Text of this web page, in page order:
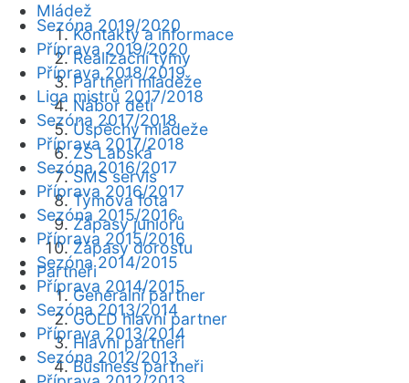
Mládež
Kontakty a informace
Realizační týmy
Partneři mládeže
Nábor dětí
Úspěchy mládeže
ZŠ Labská
SMS servis
Týmová fota
Zápasy juniorů
Zápasy dorostu
Partneři
Generální partner
GOLD hlavní partner
Hlavní partneři
Business partneři
Sezóna 2019/2020
Příprava 2019/2020
Příprava 2018/2019
Liga mistrů 2017/2018
Sezóna 2017/2018
Příprava 2017/2018
Sezóna 2016/2017
Příprava 2016/2017
Sezóna 2015/2016
Příprava 2015/2016
Sezóna 2014/2015
Příprava 2014/2015
Sezóna 2013/2014
Příprava 2013/2014
Sezóna 2012/2013